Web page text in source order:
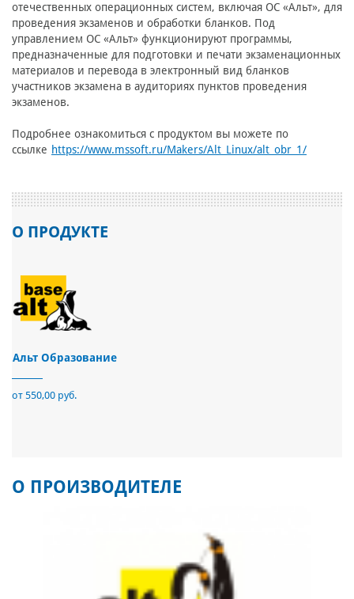
отечественных операционных систем, включая ОС «Альт», для
проведения экзаменов и обработки бланков. Под
управлением ОС «Альт» функционируют программы,
предназначенные для подготовки и печати экзаменационных
материалов и перевода в электронный вид бланков
участников экзамена в аудиториях пунктов проведения
экзаменов.
Подробнее ознакомиться с продуктом вы можете по
ссылке https://www.mssoft.ru/Makers/Alt_Linux/alt_obr_1/
О ПРОДУКТЕ
Альт Образование
от 550,00 руб.
О ПРОИЗВОДИТЕЛЕ